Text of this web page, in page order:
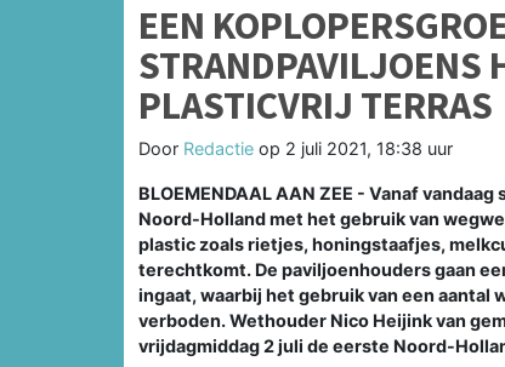
EEN
STRANDPAVILJOENS
PLASTICVRIJ TERRAS
Door Redactie op 2 juli 2021, 18:38 uur
BLOEMENDAAL AAN ZEE - Vanaf
Noord-Holland met het gebruik van
plastic zoals rietjes, honingstaafjes,
terechtkomt. De paviljoenhouders gaan
ingaat, waarbij het gebruik van een
verboden. Wethouder Nico Heijink van
vrijdagmiddag 2 juli de eerste Noord-